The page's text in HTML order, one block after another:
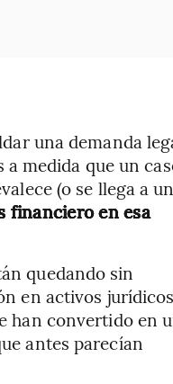
una demanda
medida que un
(o se llega a un
financiero en esa
quedando sin
en activos jurídicos
han convertido en
antes parecían